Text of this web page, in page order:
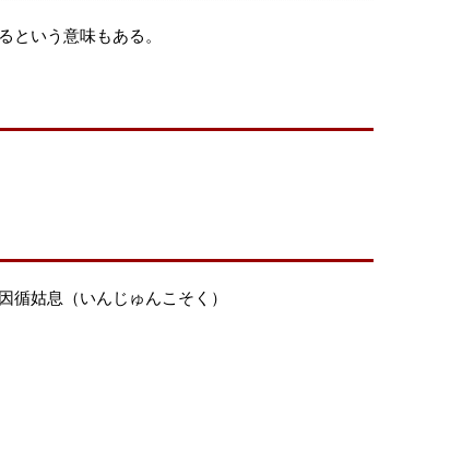
という意味もある。
姑息（いんじゅんこそく）